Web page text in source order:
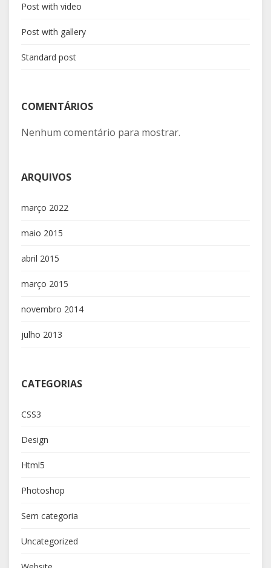
Post with video
Post with gallery
Standard post
COMENTÁRIOS
Nenhum comentário para mostrar.
ARQUIVOS
março 2022
maio 2015
abril 2015
março 2015
novembro 2014
julho 2013
CATEGORIAS
CSS3
Design
Html5
Photoshop
Sem categoria
Uncategorized